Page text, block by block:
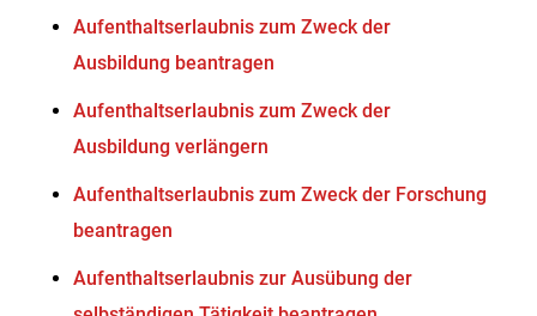
Aufenthaltserlaubnis zum Zweck der
Ausbildung beantragen
Aufenthaltserlaubnis zum Zweck der
Ausbildung verlängern
Aufenthaltserlaubnis zum Zweck der Forschung
beantragen
Aufenthaltserlaubnis zur Ausübung der